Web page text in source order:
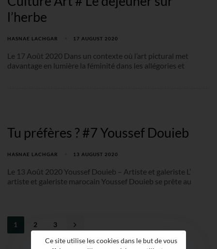
l’herbe
HASNAE LACHGAR 17 AUGUST 2020
Le 17 Août 2020 Dans un contexte où l’art pictural met
davantage en lumière la féminité dans les allégories et
Tu préfères ? #7 Youssef Douieb
HASNAE LACHGAR 13 AUGUST 2020
Le 13 Août 2020 Youssef Douieb – Artiste et galeriste L’
artiste et galeriste marocain Youssef Douieb se prête au
1 2
3
Ce site utilise les cookies dans le but de vous